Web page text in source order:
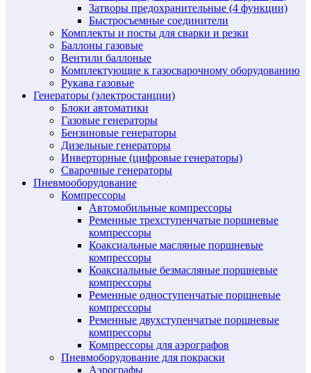
Затворы предохранительные (4 функции)
Быстросъемные соединители
Комплекты и посты для сварки и резки
Баллоны газовые
Вентили баллоные
Комплектующие к газосварочному оборудованию
Рукава газовые
Генераторы (электростанции)
Блоки автоматики
Газовые генераторы
Бензиновые генераторы
Дизельные генераторы
Инверторные (цифровые генераторы)
Сварочные генераторы
Пневмооборудование
Компрессоры
Автомобильные компрессоры
Ременные трехступенчатые поршневые
компрессоры
Коаксиальные масляные поршневые
компрессоры
Коаксиальные безмасляные поршневые
компрессоры
Ременные одноступенчатые поршневые
компрессоры
Ременные двухступенчатые поршневые
компрессоры
Компрессоры для аэрографов
Пневмоборудование для покраски
Аэрографы